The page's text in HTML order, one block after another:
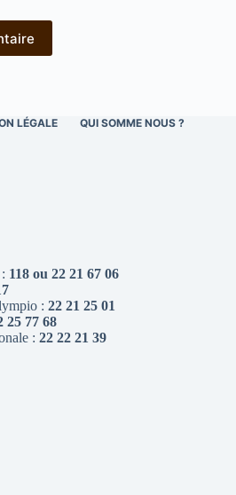
LÉGALE QUI SOMME NOUS ?
118 ou 22 21 67 06
: 22 21 25 01
25 77 68
: 22 22 21 39